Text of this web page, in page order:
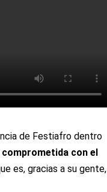
de Festiafro dentro
con el
es, gracias a su gente,